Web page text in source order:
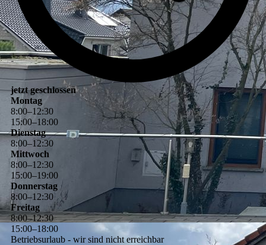
jetzt geschlossen
Montag
8:00–12:30
15:00–18:00
Dienstag
8:00–12:30
Mittwoch
8:00–12:30
15:00–19:00
Donnerstag
8:00–12:30
Freitag
8:00–12:30
15:00–18:00
Betriebsurlaub - wir sind nicht erreichbar